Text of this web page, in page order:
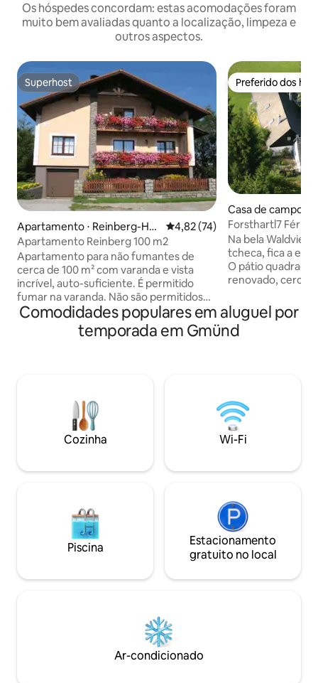
Os hóspedes concordam: estas acomodações foram
muito bem avaliadas quanto a localização, limpeza e
outros aspectos.
Superhost
Superhost
Apartamento ⋅ Reinberg-Hei
denreichstein
4,82 de uma avaliação média
4,82 (74)
Apartamento Reinberg 100 m2
Apartamento para não fumantes de
cerca de 100 m² com varanda e vista
incrível, auto-suficiente. É permitido
fumar na varanda. Não são permitidos
animais de estimação. Não têm mais
cães grandes. Localização tranquila, 2
quartos (dois lugares para dormir em
de banho, secador de cabelo, vaso
sanitário, cozinha, lava-louças, fogão,
louças, cafeteira, micro-ondas, jardim,
bicicletário, Wi-Fi. Para passeios, veja o
Preferido dos
Preferido dos
Casa de campo ⋅
Forsthartl7 Férias
belo Waldviertel
Na bela
tcheca, fica a
O pátio quadrado
renovado,
natação) convida
relaxar. A 4 km
próxima, padaria,
uma mistura de
pequenos
Comodidades populares em aluguel por
temporada em Gmünd
Cozinha Wi-Fi
Piscina
Estacionamento
gratuito no local
Ar-condicionado